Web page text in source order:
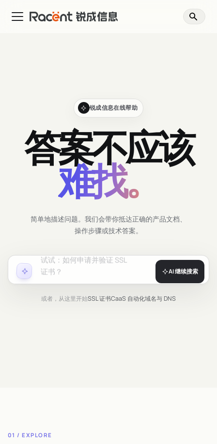
锐成信息在线帮助
答案不应该
难找。
简单地描述问题。我们会带你抵达正确的产品文档、
操作步骤或技术答案。
试试：如何申请并验证 SSL
证书？
AI 继续搜索
或者，从这里开始SSL 证书CaaS 自动化域名与 DNS
01 / EXPLORE